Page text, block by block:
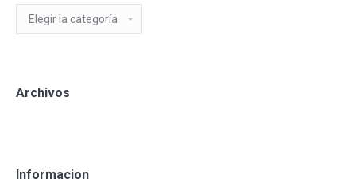
Categorias
Blog
Archivos
Informacion